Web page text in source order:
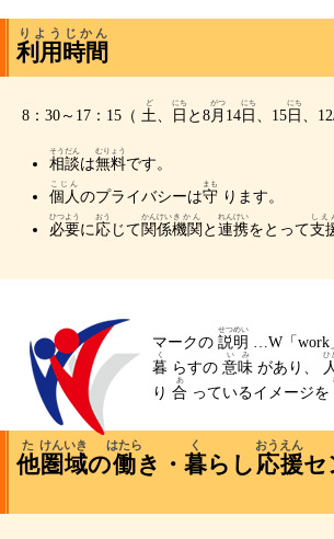
利用
りよう
時間
じかん
8：30～17：15（ 土
ど
日
にち
と8月
がつ
14日
にち
、15日
にち
、
相談
そうだん
は無料
むりょう
です。
個人
こじん
のプライバシーは守
まも
ります。
必要
ひつよう
に応
おう
じて関係
かんけい
機関
きかん
と連携
れんけい
をとって支
しえん
マークの説明
せつめい
…W「work
暮
く
らすの意味
いみ
があり、 人
ひ
り合
あ
っているイメージを
他
た
圏域
けんいき
の働
はたら
き・ 暮
く
らし 応援
おうえん
セ